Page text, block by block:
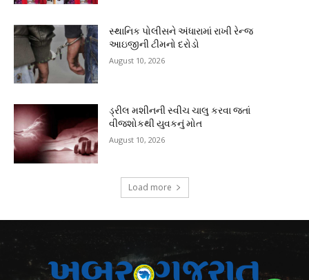
સ્થાનિક પોલીસને અંધારામાં રાખી રેન્જ
આઇજીની ટીમનો દરોડો
August 10, 2026
ડ્રીલ મશીનની સ્વીચ ચાલુ કરવા જતાં
વીજશોકથી યુવકનું મોત
August 10, 2026
Load more